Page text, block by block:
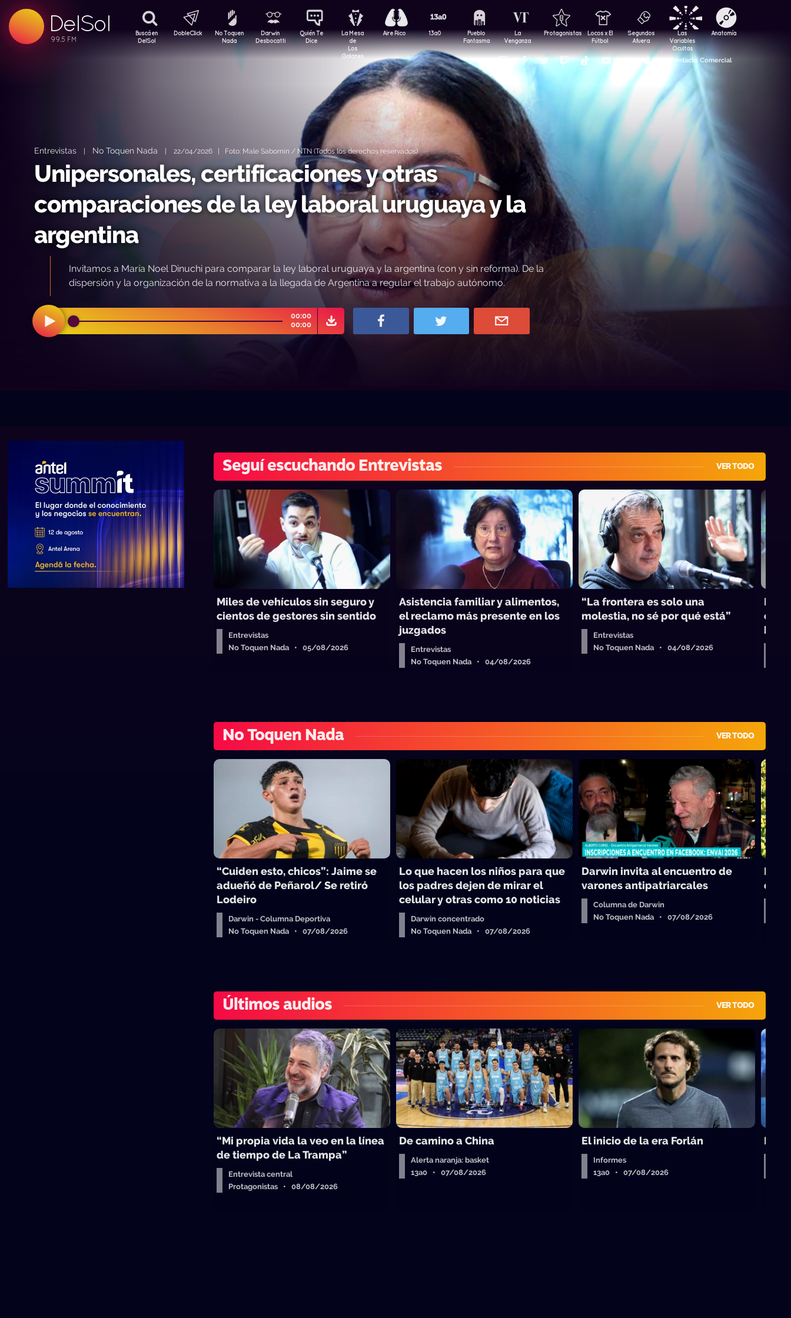
DelSol
99.5 FM
99.5 FM
99.5 FM
Buscá en
DelSol
DobleClick
No Toquen
Nada
Darwin
Desbocatti
Quién Te
Dice
La Mesa
de
Los
Galanes
Aire Rico 13a0
Pueblo
Fantasma
La
Venganza
Protagonistas
Locos x El
Fútbol
Segundos
Afuera
Las
Variables
Ocultas
Anatomía
Contacto Comercial
Entrevistas| No Toquen Nada | 22/04/2026 | Foto: Male Sabornín / NTN (Todos los derechos reservados)
Unipersonales, certificaciones y otras
comparaciones de la ley laboral uruguaya y la
argentina
Invitamos a María Noel Dinuchi para comparar la ley laboral uruguaya y la argentina (con y sin reforma). De la
dispersión y la organización de la normativa a la llegada de Argentina a regular el trabajo autónomo.
00:00
00:00
Seguí escuchando Entrevistas VER TODO
Miles de vehículos sin seguro y
cientos de gestores sin sentido
Entrevistas
No Toquen Nada • 05/08/2026
Asistencia familiar y alimentos,
el reclamo más presente en los
juzgados
Entrevistas
No Toquen Nada • 04/08/2026
“La frontera es solo una
molestia, no sé por qué está”
Entrevistas
No Toquen Nada • 04/08/2026
El
No Toquen Nada VER TODO
“Cuiden esto, chicos”: Jaime se
adueñó de Peñarol/ Se retiró
Lodeiro
Darwin - Columna Deportiva
No Toquen Nada • 07/08/2026
Lo que hacen los niños para que
los padres dejen de mirar el
celular y otras como 10 noticias
Darwin concentrado
No Toquen Nada • 07/08/2026
Darwin invita al encuentro de
varones antipatriarcales
Columna de Darwin
No Toquen Nada • 07/08/2026
de
Últimos audios VER TODO
“Mi propia vida la veo en la línea
de tiempo de La Trampa”
Entrevista central
Protagonistas • 08/08/2026
De camino a China
Alerta naranja: basket
13a0 • 07/08/2026
El inicio de la era Forlán
Informes
13a0 • 07/08/2026
El